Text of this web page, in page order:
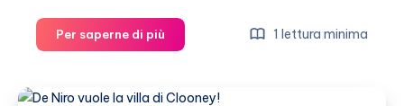
Per saperne di più
Diaz
è
1 lettura minima